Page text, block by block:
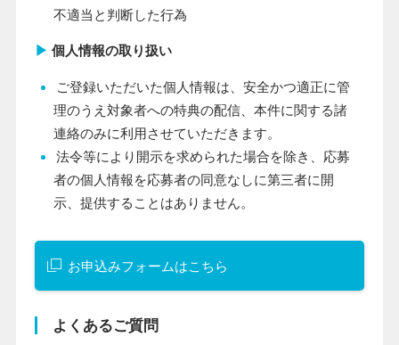
不適当と判断した行為
▶ 個人情報の取り扱い
ご登録いただいた個人情報は、安全かつ適正に管
理のうえ対象者への特典の配信、本件に関する諸
連絡のみに利用させていただきます。
法令等により開示を求められた場合を除き、応募
者の個人情報を応募者の同意なしに第三者に開
示、提供することはありません。
お申込みフォームはこちら
よくあるご質問